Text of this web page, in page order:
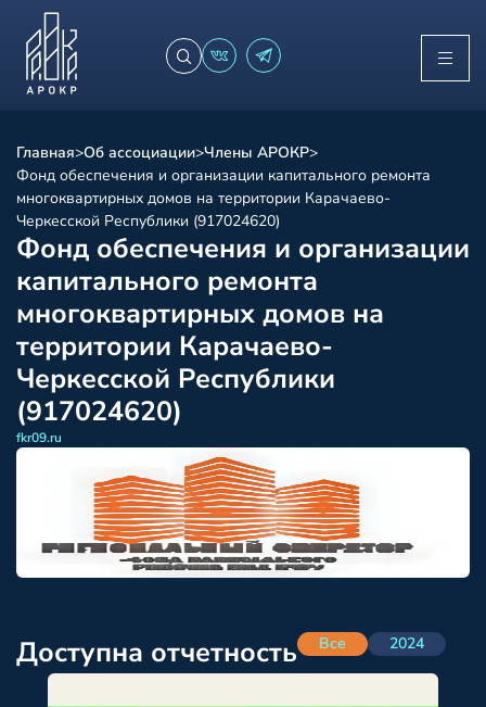
Главная>Об ассоциации>Члены АРОКР>
Фонд обеспечения и организации капитального ремонта
многоквартирных домов на территории Карачаево-
Черкесской Республики (917024620)
Фонд обеспечения и организации
капитального ремонта
многоквартирных домов на
территории Карачаево-
Черкесской Республики
(917024620)
fkr09.ru
Доступна отчетность Все 2024